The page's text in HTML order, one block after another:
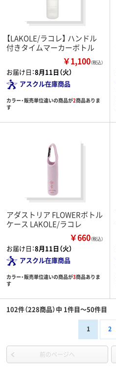
【LAKOLE/ラコレ】 ハンドル
付きタイムマーカーボトル
￥1,100（税込）
お届け日：8月11日（火）
アスクル在庫商品
カラー・販売単位違いの商品が2商品ありま
す
アダストリア FLOWERボトル
ケース LAKOLE/ラコレ
￥660（税込）
お届け日：8月11日（火）
アスクル在庫商品
カラー・販売単位違いの商品が3商品ありま
す
102件（228商品）中 1件目～50件目
1 2
前のページへ